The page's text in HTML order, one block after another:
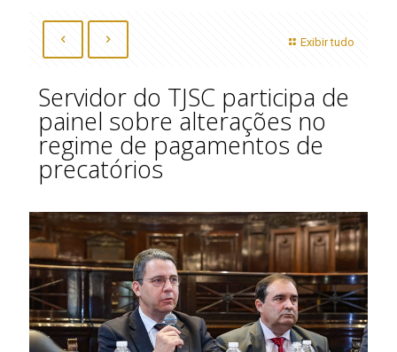
Exibir tudo
Servidor do TJSC participa de
painel sobre alterações no
regime de pagamentos de
precatórios